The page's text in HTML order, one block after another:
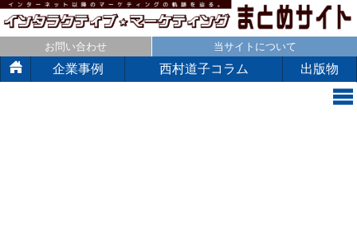
お問い合わせ 当サイトについて
企業事例 西村道子コラム 出版物